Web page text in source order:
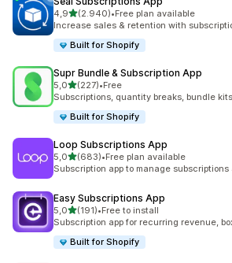
4,95 yıldız üzerinden
(2.940)
toplam 2940 değerlendirme
•Free plan available
Increase sales & retention with
Built for Shopify
Supr Bundle & Subscription App
5,05 yıldız üzerinden
(227)
toplam 227 değerlendirme
•Free
Subscriptions, quantity breaks, bundle
Built for Shopify
Loop Subscriptions App
5,05 yıldız üzerinden
(683)
toplam 683 değerlendirme
•Free plan available
Subscription app to manage
Easy Subscriptions App
5,05 yıldız üzerinden
(191)
toplam 191 değerlendirme
•Free to install
Subscription app for recurring revenue,
Built for Shopify